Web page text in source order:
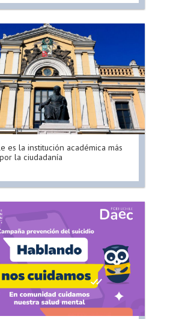
es la institución académica más
la ciudadanía